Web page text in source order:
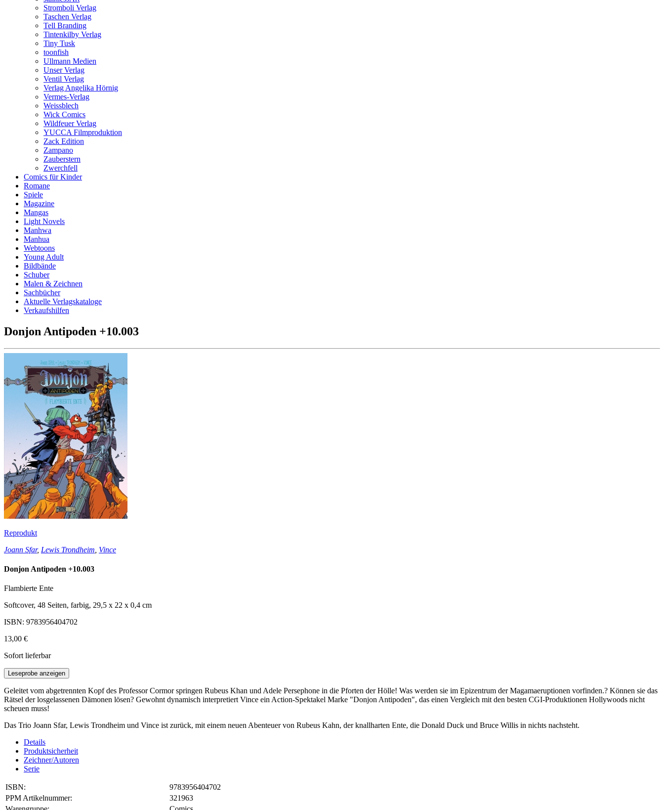
Stromboli Verlag
Taschen Verlag
Tell Branding
Tintenkilby Verlag
Tiny Tusk
toonfish
Ullmann Medien
Unser Verlag
Ventil Verlag
Verlag Angelika Hörnig
Vermes-Verlag
Weissblech
Wick Comics
Wildfeuer Verlag
YUCCA Filmproduktion
Zack Edition
Zampano
Zauberstern
Zwerchfell
Comics für Kinder
Romane
Spiele
Magazine
Mangas
Light Novels
Manhwa
Manhua
Webtoons
Young Adult
Bildbände
Schuber
Malen & Zeichnen
Sachbücher
Aktuelle Verlagskataloge
Verkaufshilfen
Donjon Antipoden +10.003
Reprodukt
Joann Sfar, Lewis Trondheim Vince
Donjon Antipoden +10.003
Flambierte Ente
Softcover, 48 Seiten, farbig, 29,5 x 22 x 0,4 cm
ISBN: 9783956404702
13,00 €
Sofort lieferbar
Leseprobe anzeigen
Geleitet vom abgetrennten Kopf des Professor Cormor springen Rubeus Khan und Adele Persephone in die Pforten der Hölle! Was werden sie im Epizentrum der Magamaeruptionen vorfinden.? Können sie das
Rätsel der losgelassenen Dämonen lösen? Gewohnt dynamisch interpretiert Vince ein Action-Spektakel Marke "Donjon Antipoden", das einen Vergleich mit den besten CGI-Produktionen Hollywoods nicht
scheuen muss!
Das Trio Joann Sfar, Lewis Trondheim und Vince ist zurück, mit einem neuen Abenteuer von Rubeus Kahn, der knallharten Ente, die Donald Duck und Bruce Willis in nichts nachsteht.
Details
Produktsicherheit
Zeichner/Autoren
Serie
ISBN:
9783956404702
PPM Artikelnummer:
321963